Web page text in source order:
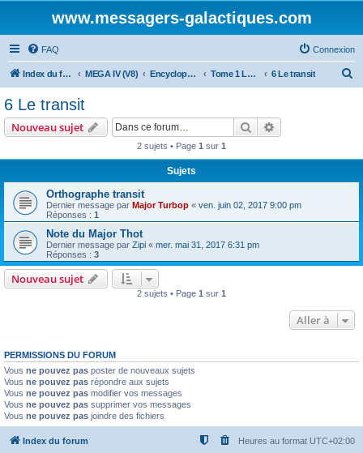
www.messagers-galactiques.com
FAQ Connexion
Index du forum MEGA IV (V8) Encyclopédie (V8) Tome 1 La Guilde 6 Le transit
6 Le transit
Nouveau sujet Rechercher
2 sujets • Page 1 sur 1
Sujets
Orthographe transit
Dernier message par Major Turbop « ven. juin 02, 2017 9:00 pm
Réponses : 1
Note du Major Thot
Dernier message par Zipi « mer. mai 31, 2017 6:31 pm
Réponses : 3
Nouveau sujet
2 sujets • Page 1 sur 1
Aller à
PERMISSIONS DU FORUM
Vous ne pouvez pas poster de nouveaux sujets
Vous ne pouvez pas répondre aux sujets
Vous ne pouvez pas modifier vos messages
Vous ne pouvez pas supprimer vos messages
Vous ne pouvez pas joindre des fichiers
Index du forum Heures au format UTC+02:00